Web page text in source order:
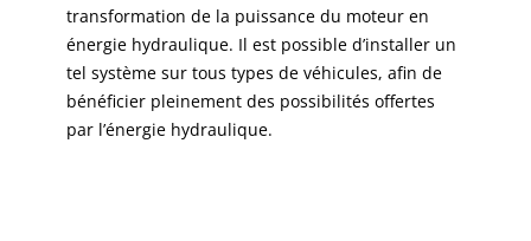
transformation de la puissance du moteur en
énergie hydraulique. Il est possible d’installer un
tel système sur tous types de véhicules, afin de
bénéficier pleinement des possibilités offertes
par l’énergie hydraulique.